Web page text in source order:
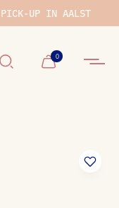
UP IN AALST
0